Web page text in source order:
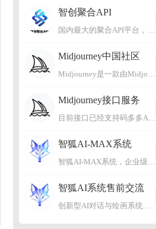
智创聚合API
国内最大的聚合API平台，支持OpenAI、阿里、智谱、360、讯飞、百度等国内外大语言模型。https://s.lconai.com/
Midjourney中国社区
Midjourney是一款由Midjourney有限公司开发的数字艺术工具软件，具有生成虚拟世界的强大能力，可根据用户输入的文字或语音在虚拟世界中生成对应场景，使用户能够探索和创造自己的数字艺术作品。
Midjourney接口服务
目前接口已经支持码多多AI系统、小狐狸AI系统，如需其它接口请联系微信客服：lonconst
智狐AI-MAX系统
智狐AI-MAX系统，企业级AI知识库，可以进行AI对话、AI应用，拥有强大的第三方对接能力。适用企业智能客服、企业智能文档、专家顾问助理等多种企业级商业场景，具有较大的商业使用价值。 如需购买请联系客服微信：lonconst
智狐AI系统售前交流
创新型AI对话与绘画系统（非官方） 如需购买请联系微信客服：lonconst